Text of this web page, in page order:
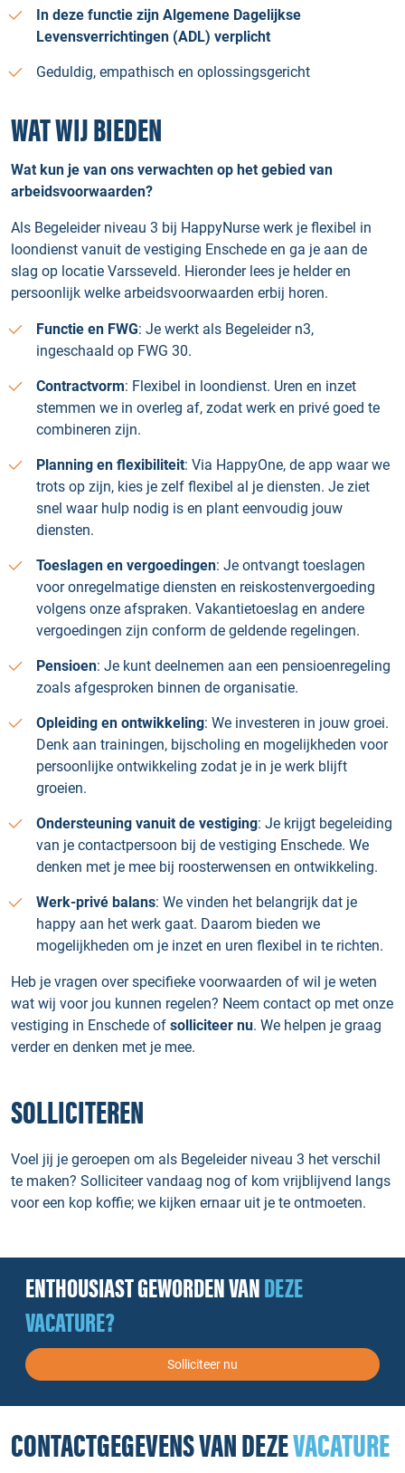
In deze functie zijn Algemene Dagelijkse
Levensverrichtingen (ADL) verplicht
Geduldig, empathisch en oplossingsgericht
WAT WIJ BIEDEN
Wat kun je van ons verwachten op het gebied van
arbeidsvoorwaarden?
Als Begeleider niveau 3 bij HappyNurse werk je flexibel in
loondienst vanuit de vestiging Enschede en ga je aan de
slag op locatie Varsseveld. Hieronder lees je helder en
persoonlijk welke arbeidsvoorwaarden erbij horen.
Functie en FWG: Je werkt als Begeleider n3,
ingeschaald op FWG 30.
Contractvorm: Flexibel in loondienst. Uren en inzet
stemmen we in overleg af, zodat werk en privé goed te
combineren zijn.
Planning en flexibiliteit: Via HappyOne, de app waar we
trots op zijn, kies je zelf flexibel al je diensten. Je ziet
snel waar hulp nodig is en plant eenvoudig jouw
diensten.
Toeslagen en vergoedingen: Je ontvangt toeslagen
voor onregelmatige diensten en reiskostenvergoeding
volgens onze afspraken. Vakantietoeslag en andere
vergoedingen zijn conform de geldende regelingen.
Pensioen: Je kunt deelnemen aan een pensioenregeling
zoals afgesproken binnen de organisatie.
Opleiding en ontwikkeling: We investeren in jouw groei.
Denk aan trainingen, bijscholing en mogelijkheden voor
persoonlijke ontwikkeling zodat je in je werk blijft
groeien.
Ondersteuning vanuit de vestiging: Je krijgt begeleiding
van je contactpersoon bij de vestiging Enschede. We
denken met je mee bij roosterwensen en ontwikkeling.
Werk-privé balans: We vinden het belangrijk dat je
happy aan het werk gaat. Daarom bieden we
mogelijkheden om je inzet en uren flexibel in te richten.
Heb je vragen over specifieke voorwaarden of wil je weten
wat wij voor jou kunnen regelen? Neem contact op met onze
vestiging in Enschede of solliciteer nu. We helpen je graag
verder en denken met je mee.
SOLLICITEREN
Voel jij je geroepen om als Begeleider niveau 3 het verschil
te maken? Solliciteer vandaag nog of kom vrijblijvend langs
voor een kop koffie; we kijken ernaar uit je te ontmoeten.
ENTHOUSIAST GEWORDEN VANDEZE
VACATURE?
Solliciteer nu
CONTACTGEGEVENS VAN DEZEVACATURE